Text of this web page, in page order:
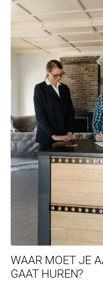
WAAR MOET JE
GAAT HUREN?